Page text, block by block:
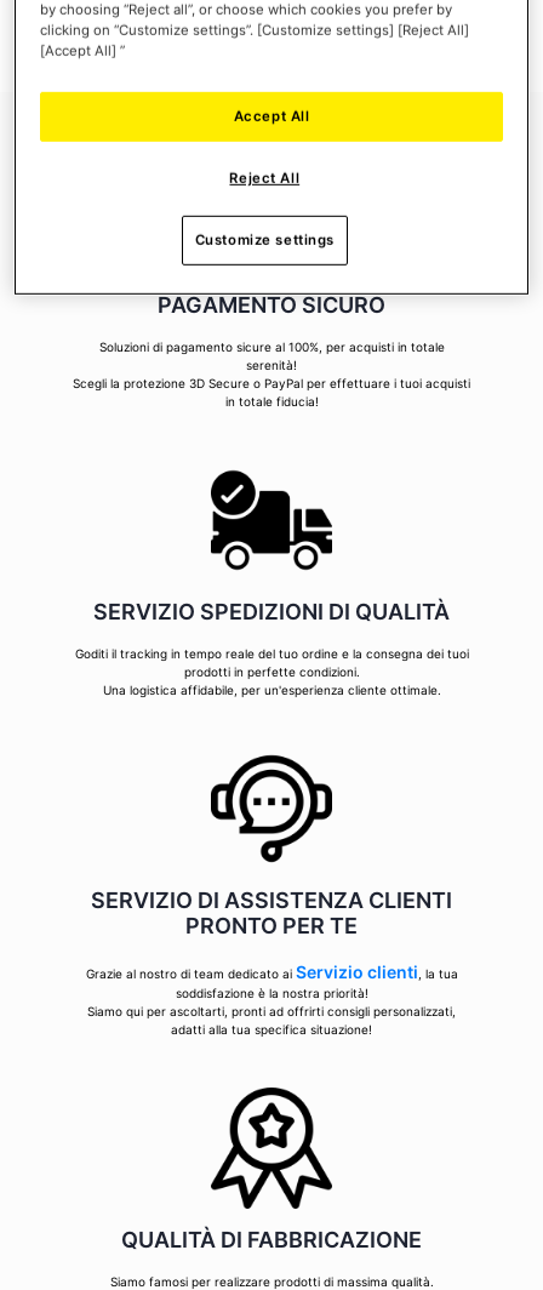
CREA UN ACCOUNT
PAGAMENTO SICURO
Soluzioni di pagamento sicure al 100%, per acquisti in totale
serenità!
Scegli la protezione 3D Secure o PayPal per effettuare i tuoi acquisti
in totale fiducia!
SERVIZIO SPEDIZIONI DI QUALITÀ
Goditi il tracking in tempo reale del tuo ordine e la consegna dei tuoi
prodotti in perfette condizioni.
Una logistica affidabile, per un'esperienza cliente ottimale.
SERVIZIO DI ASSISTENZA CLIENTI
PRONTO PER TE
Grazie al nostro di team dedicato ai Servizio clienti , la tua
soddisfazione è la nostra priorità!
Siamo qui per ascoltarti, pronti ad offrirti consigli personalizzati,
adatti alla tua specifica situazione!
QUALITÀ DI FABBRICAZIONE
Siamo famosi per realizzare prodotti di massima qualità.
by choosing “Reject all”, or choose which cookies you prefer by
clicking on “Customize settings”. [Customize settings] [Reject All]
[Accept All] ”
Reject All
Accept All
Customize settings